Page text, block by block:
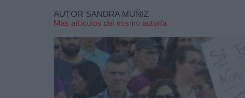
AUTOR SANDRA MUÑIZ
Mas artículos del mismo autor/a